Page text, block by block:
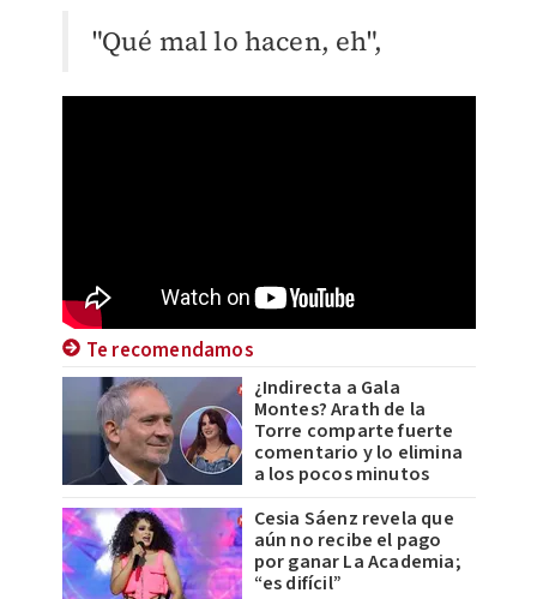
"Qué mal lo hacen, eh",
Te recomendamos
¿Indirecta a Gala
Montes? Arath de la
Torre comparte fuerte
comentario y lo elimina
a los pocos minutos
Cesia Sáenz revela que
aún no recibe el pago
por ganar La Academia;
“es difícil”